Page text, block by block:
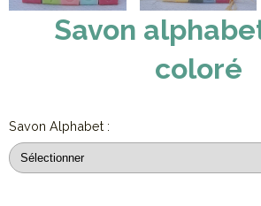
Savon
coloré
Savon Alphabet :